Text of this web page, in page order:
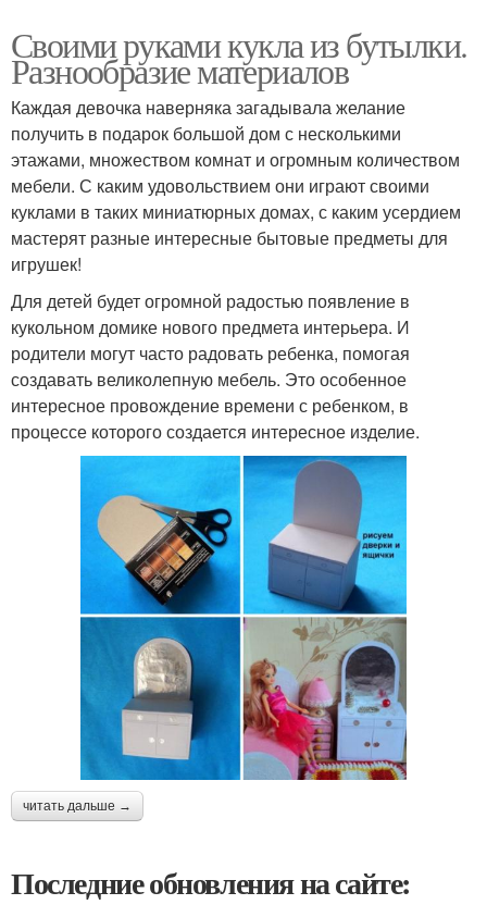
Своими руками кукла из бутылки.
Разнообразие материалов
Каждая девочка наверняка загадывала желание
получить в подарок большой дом с несколькими
этажами, множеством комнат и огромным количеством
мебели. С каким удовольствием они играют своими
куклами в таких миниатюрных домах, с каким усердием
мастерят разные интересные бытовые предметы для
игрушек!
Для детей будет огромной радостью появление в
кукольном домике нового предмета интерьера. И
родители могут часто радовать ребенка, помогая
создавать великолепную мебель. Это особенное
интересное провождение времени с ребенком, в
процессе которого создается интересное изделие.
читать дальше →
Последние обновления на сайте: